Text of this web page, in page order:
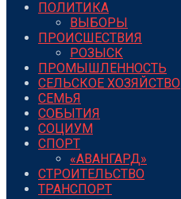
ПОЛИТИКА
ВЫБОРЫ
ПРОИСШЕСТВИЯ
РОЗЫСК
ПРОМЫШЛЕННОСТЬ
СЕЛЬСКОЕ ХОЗЯЙСТВО
СЕМЬЯ
СОБЫТИЯ
СОЦИУМ
СПОРТ
«АВАНГАРД»
СТРОИТЕЛЬСТВО
ТРАНСПОРТ